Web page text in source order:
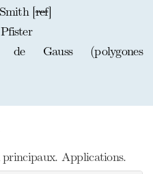
[ref]
de Gauss (polygones
Applications.